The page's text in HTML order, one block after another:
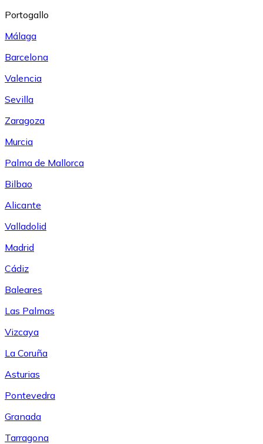
Portogallo
Málaga
Barcelona
Valencia
Sevilla
Zaragoza
Murcia
Palma de Mallorca
Bilbao
Alicante
Valladolid
Madrid
Cádiz
Baleares
Las Palmas
Vizcaya
La Coruña
Asturias
Pontevedra
Granada
Tarragona